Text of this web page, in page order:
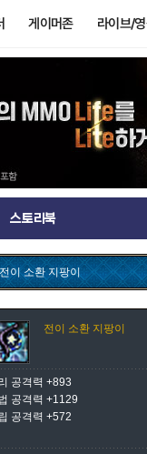
게이머존 라이브/
스토리북
전이 소환 지팡이
전이 소환 지팡이
공격력 +893
공격력 +1129
공격력 +572